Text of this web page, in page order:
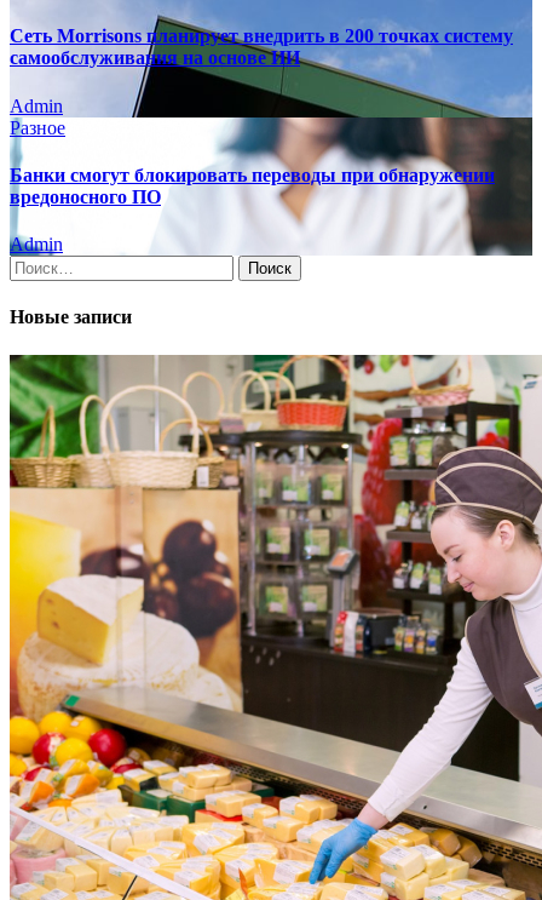
Сеть Morrisons планирует внедрить в 200 точках систему
самообслуживания на основе ИИ
Admin
Разное
Банки смогут блокировать переводы при обнаружении
вредоносного ПО
Admin
Найти:
Новые записи